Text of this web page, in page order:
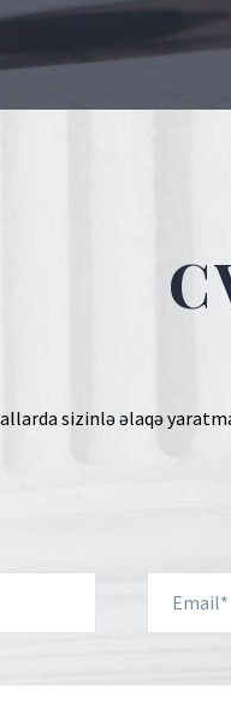
sizinlə əlaqə